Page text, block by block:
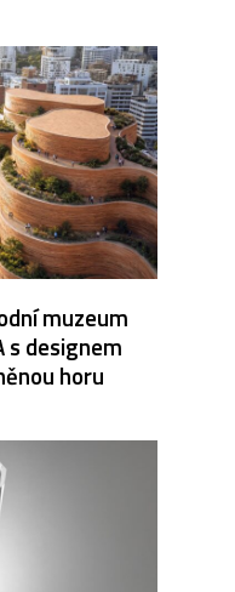
muzeum
s designem
horu